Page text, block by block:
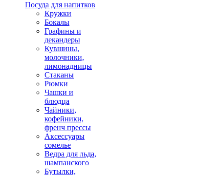
Посуда для напитков
Кружки
Бокалы
Графины и
декандеры
Кувшины,
молочники,
лимонадницы
Стаканы
Рюмки
Чашки и
блюдца
Чайники,
кофейники,
френч прессы
Аксессуары
сомелье
Ведра для льда,
шампанского
Бутылки,